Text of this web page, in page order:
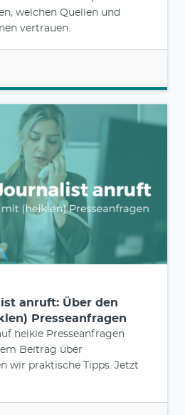
welchen Quellen und
vertrauen.
anruft: Über den
Presseanfragen
heikle Presseanfragen
Beitrag über
wir praktische Tipps. Jetzt